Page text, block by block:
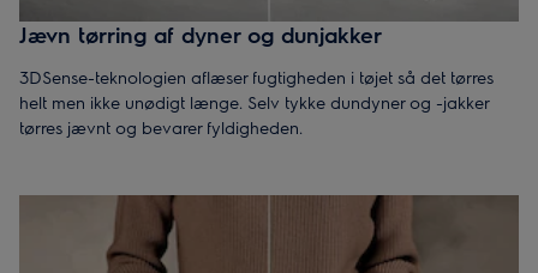
Jævn tørring af dyner og dunjakker
3DSense-teknologien aflæser fugtigheden i tøjet så det tørres
helt men ikke unødigt længe. Selv tykke dundyner og -jakker
tørres jævnt og bevarer fyldigheden.